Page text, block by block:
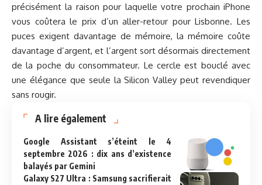
précisément la raison pour laquelle votre prochain iPhone
vous coûtera le prix d’un aller-retour pour Lisbonne. Les
puces exigent davantage de mémoire, la mémoire coûte
davantage d’argent, et l’argent sort désormais directement
de la poche du consommateur. Le cercle est bouclé avec
une élégance que seule la Silicon Valley peut revendiquer
sans rougir.
A lire également
Google Assistant s’éteint le 4
septembre 2026 : dix ans d’existence
balayés par Gemini
Galaxy S27 Ultra : Samsung sacrifierait